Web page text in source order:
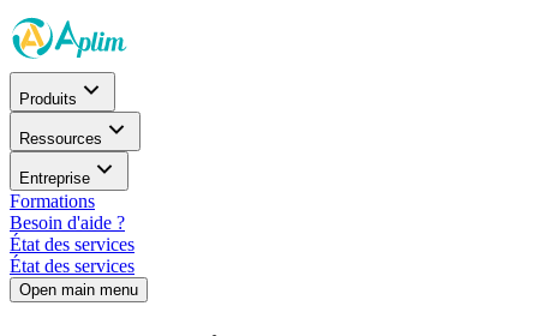
Produits
Ressources
Entreprise
Formations
Besoin d'aide ?
État des services
État des services
Open main menu